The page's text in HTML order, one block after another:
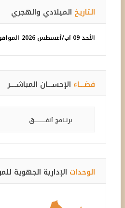
التاريخ الميلادي والهجري
الأحد 09 آب/أغسطس 2026 الموافق 25
فضـــاء الإحســـان المباشــــر
برنــامج أنفـــــــــــق
الوحدات الإدارية الجهوية